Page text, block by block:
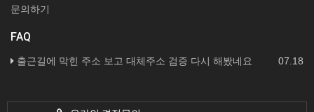
문의하기
FAQ
07.18
출근길에 막힌 주소 보고 대체주소 검증 다시 해봤네요